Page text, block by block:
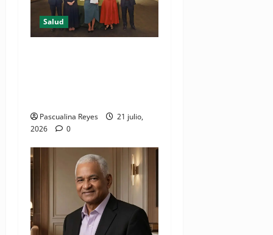
Salud
Pascualina Reyes
21 julio,
2026
0